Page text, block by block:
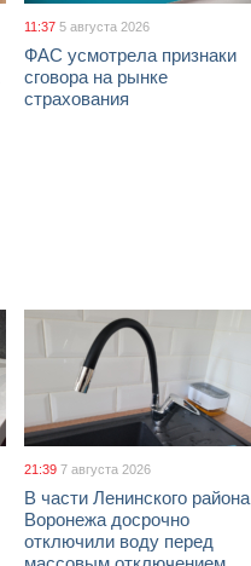
11:37 5 августа 2026
ФАС усмотрела признаки
сговора на рынке
страхования
21:39 7 августа 2026
В части Ленинского района
Воронежа досрочно
отключили воду перед